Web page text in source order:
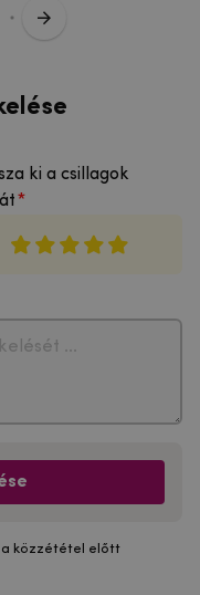
ki a csillagok
a közzététel előtt